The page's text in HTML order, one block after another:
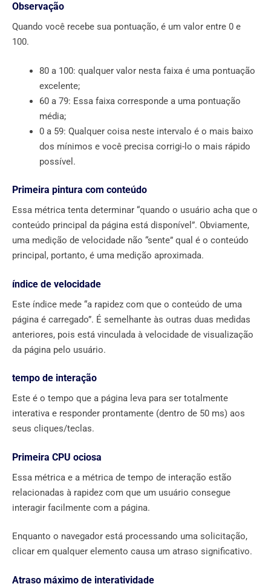
Observação
Quando você recebe sua pontuação, é um valor entre 0 e
100.
80 a 100: qualquer valor nesta faixa é uma pontuação
excelente;
60 a 79: Essa faixa corresponde a uma pontuação
média;
0 a 59: Qualquer coisa neste intervalo é o mais baixo
dos mínimos e você precisa corrigi-lo o mais rápido
possível.
Primeira pintura com conteúdo
Essa métrica tenta determinar “quando o usuário acha que o
conteúdo principal da página está disponível”. Obviamente,
uma medição de velocidade não “sente” qual é o conteúdo
principal, portanto, é uma medição aproximada.
índice de velocidade
Este índice mede “a rapidez com que o conteúdo de uma
página é carregado”. É semelhante às outras duas medidas
anteriores, pois está vinculada à velocidade de visualização
da página pelo usuário.
tempo de interação
Este é o tempo que a página leva para ser totalmente
interativa e responder prontamente (dentro de 50 ms) aos
seus cliques/teclas.
Primeira CPU ociosa
Essa métrica e a métrica de tempo de interação estão
relacionadas à rapidez com que um usuário consegue
interagir facilmente com a página.
Enquanto o navegador está processando uma solicitação,
clicar em qualquer elemento causa um atraso significativo.
Atraso máximo de interatividade